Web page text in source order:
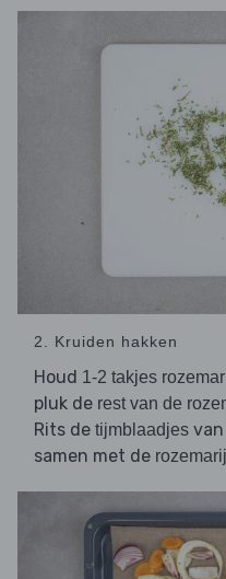
2. Kruiden hakken
Houd 1-2 takjes
pluk de rest van de
Rits de tijmblaadjes
samen met de